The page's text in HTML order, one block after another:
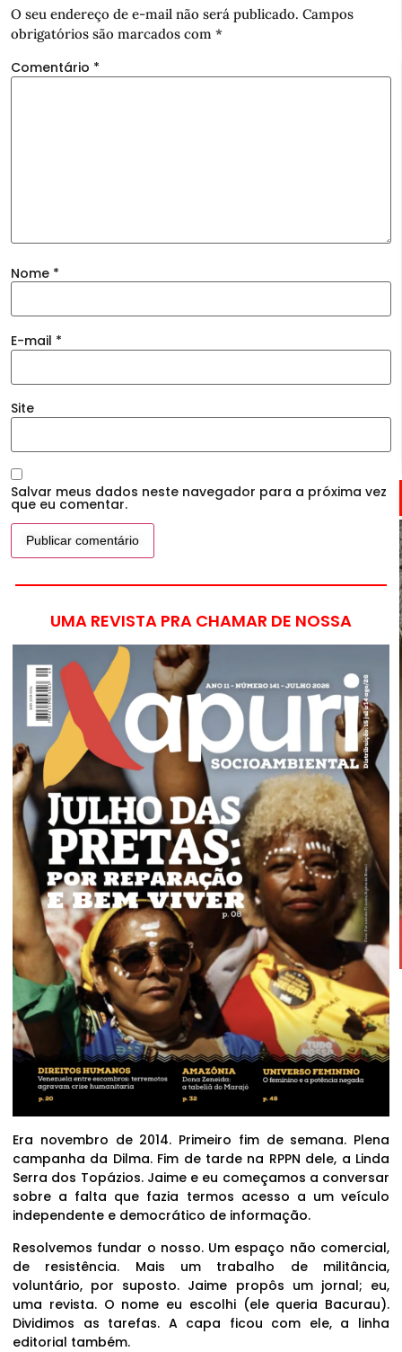
O seu endereço de e-mail não será publicado. Campos
obrigatórios são marcados com *
Comentário *
Nome *
E-mail *
Site
Salvar meus dados neste navegador para a próxima vez
que eu comentar.
UMA REVISTA PRA CHAMAR DE NOSSA
Era novembro de 2014. Primeiro fim de semana. Plena
campanha da Dilma. Fim de tarde na RPPN dele, a Linda
Serra dos Topázios. Jaime e eu começamos a conversar
sobre a falta que fazia termos acesso a um veículo
independente e democrático de informação.
Resolvemos fundar o nosso. Um espaço não comercial,
de resistência. Mais um trabalho de militância,
voluntário, por suposto. Jaime propôs um jornal; eu,
uma revista. O nome eu escolhi (ele queria Bacurau).
Dividimos as tarefas. A capa ficou com ele, a linha
editorial também.